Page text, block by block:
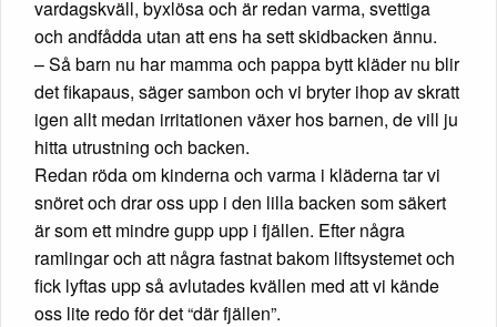
vardagskväll, byxlösa och är redan varma, svettiga
och andfådda utan att ens ha sett skidbacken ännu.
– Så barn nu har mamma och pappa bytt kläder nu blir
det fikapaus, säger sambon och vi bryter ihop av skratt
igen allt medan irritationen växer hos barnen, de vill ju
hitta utrustning och backen.
Redan röda om kinderna och varma i kläderna tar vi
snöret och drar oss upp i den lilla backen som säkert
är som ett mindre gupp upp i fjällen. Efter några
ramlingar och att några fastnat bakom liftsystemet och
fick lyftas upp så avlutades kvällen med att vi kände
oss lite redo för det “där fjällen”.